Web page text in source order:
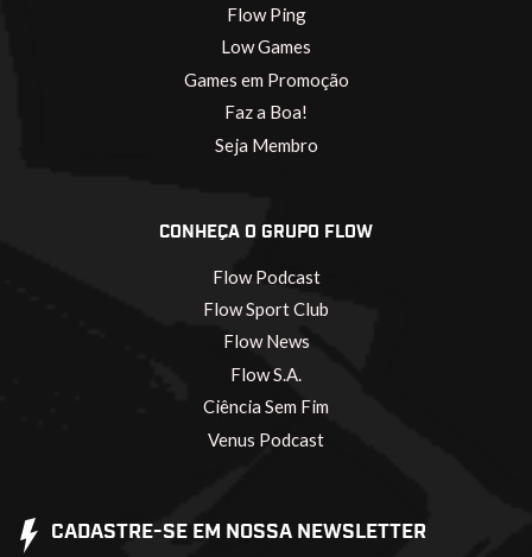
Flow Ping
Low Games
Games em Promoção
Faz a Boa!
Seja Membro
CONHEÇA O GRUPO FLOW
Flow Podcast
Flow Sport Club
Flow News
Flow S.A.
Ciência Sem Fim
Venus Podcast
CADASTRE-SE EM NOSSA NEWSLETTER